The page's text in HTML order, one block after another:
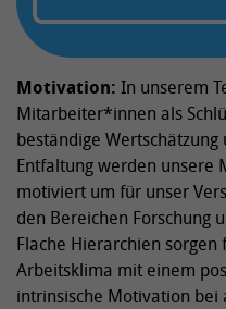
Motivation: In unserem
Mitarbeiter*innen als
beständige
Entfaltung werden
motiviert um für unser
den Bereichen Forschung
Flache Hierarchien
Arbeitsklima mit einem
intrinsische Motivation